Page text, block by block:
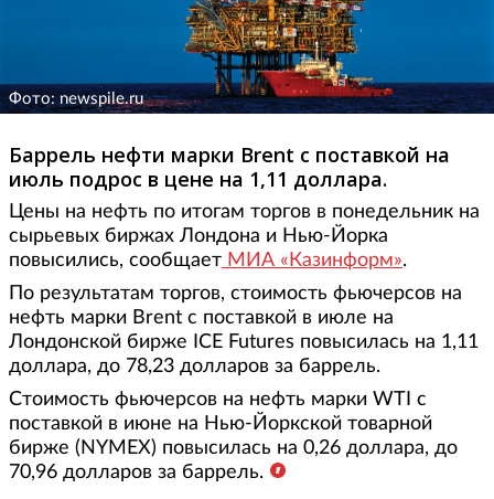
Фото: newspile.ru
Баррель нефти марки Brent с поставкой на
июль подрос в цене на 1,11 доллара.
Цены на нефть по итогам торгов в понедельник на
сырьевых биржах Лондона и Нью-Йорка
повысились, сообщает МИА «Казинформ».
По результатам торгов, стоимость фьючерсов на
нефть марки Brent с поставкой в июле на
Лондонской бирже ICE Futures повысилась на 1,11
доллара, до 78,23 долларов за баррель.
Стоимость фьючерсов на нефть марки WTI с
поставкой в июне на Нью-Йоркской товарной
бирже (NYMEX) повысилась на 0,26 доллара, до
70,96 долларов за баррель.